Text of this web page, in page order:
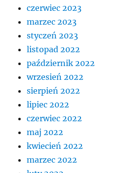
czerwiec 2023
marzec 2023
styczeń 2023
listopad 2022
październik 2022
wrzesień 2022
sierpień 2022
lipiec 2022
czerwiec 2022
maj 2022
kwiecień 2022
marzec 2022